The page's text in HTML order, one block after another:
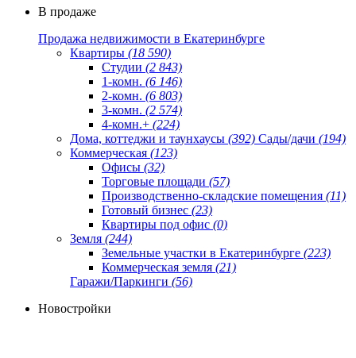
В продаже
Продажа недвижимости в Екатеринбурге
Квартиры (18 590)
Студии (2 843)
1-комн. (6 146)
2-комн. (6 803)
3-комн. (2 574)
4-комн.+ (224)
Дома, коттеджи и таунхаусы (392) Сады/дачи (194)
Коммерческая (123)
Офисы (32)
Торговые площади (57)
Производственно-складские помещения (11)
Готовый бизнес (23)
Квартиры под офис (0)
Земля (244)
Земельные участки в Екатеринбурге (223)
Коммерческая земля (21)
Гаражи/Паркинги (56)
Новостройки